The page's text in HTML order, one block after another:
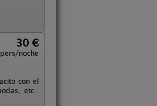
30 €
pers/noche
con el
etc..